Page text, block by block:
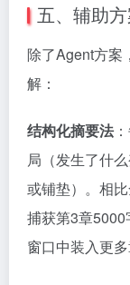
五、辅助
除了Agent方案
解：
结构化摘要法
局（发生了什
或铺垫）。相
捕获第3章
窗口中装入更多